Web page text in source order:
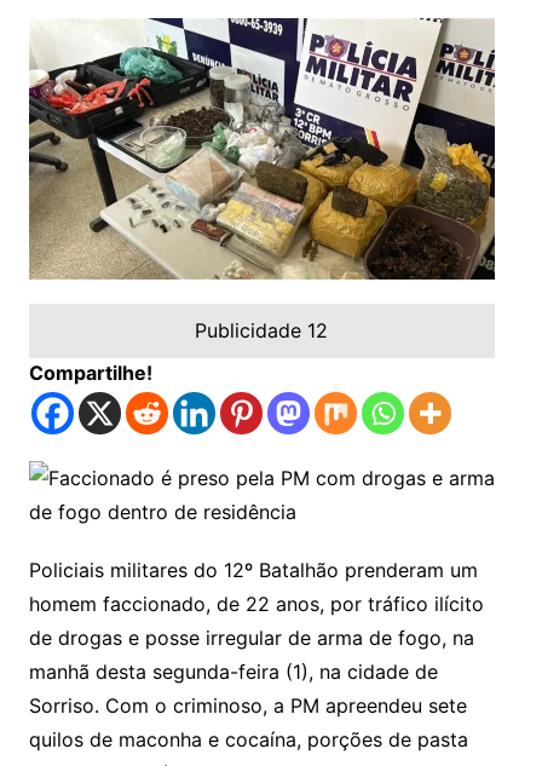
Publicidade 12
Compartilhe!
Policiais militares do 12º Batalhão prenderam um
homem faccionado, de 22 anos, por tráfico ilícito
de drogas e posse irregular de arma de fogo, na
manhã desta segunda-feira (1), na cidade de
Sorriso. Com o criminoso, a PM apreendeu sete
quilos de maconha e cocaína, porções de pasta